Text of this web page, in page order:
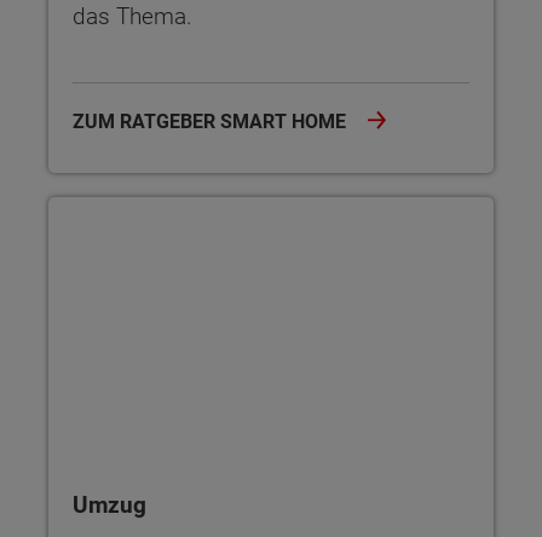
das Thema.
ZUM RATGEBER SMART HOME
Umzug